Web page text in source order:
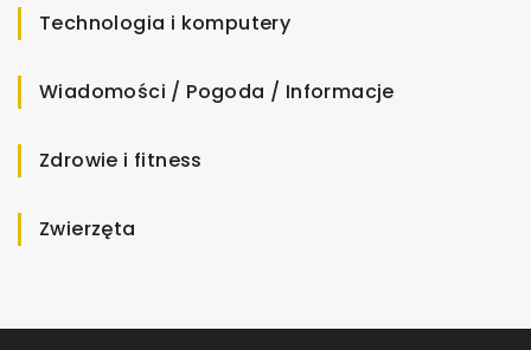
Technologia i komputery
Wiadomości / Pogoda / Informacje
Zdrowie i fitness
Zwierzęta